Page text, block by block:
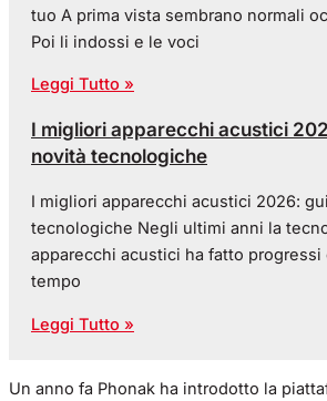
tuo A prima vista sembrano normali
Poi li indossi e le voci
Leggi Tutto »
I migliori apparecchi acustici
novità tecnologiche
I migliori apparecchi acustici 2026:
tecnologiche Negli ultimi anni la
apparecchi acustici ha fatto progressi
tempo
Leggi Tutto »
Un anno fa Phonak ha introdotto la